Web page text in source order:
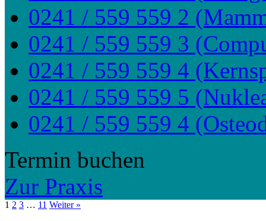
0241 / 559 559 2
0241 / 559 559 3
0241 / 559 559 4
0241 / 559 559 5
0241 / 559 559 4
Termin buchen
Zur Praxis
1 2 3 … 11 Weiter »